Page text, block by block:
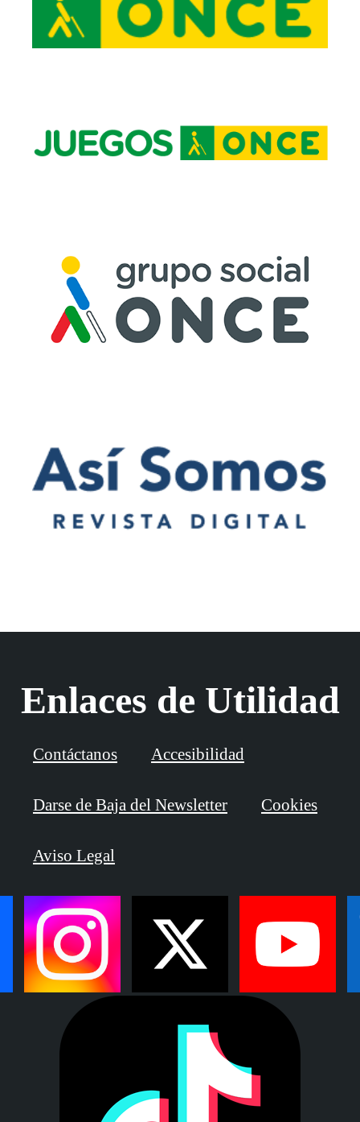
Enlaces de Utilidad
Contáctanos Accesibilidad
Darse de Baja del Newsletter Cookies
Aviso Legal